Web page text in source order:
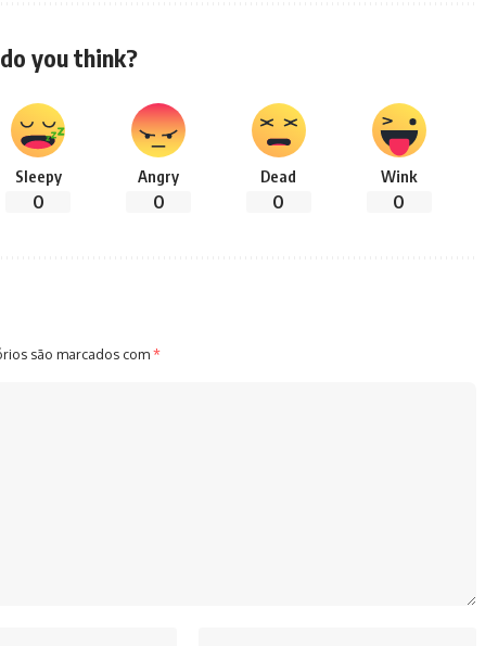
you think?
Sleepy
0
Angry
0
Dead
0
Wink
0
são marcados com*